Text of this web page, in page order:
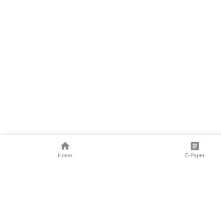
Home E-Paper